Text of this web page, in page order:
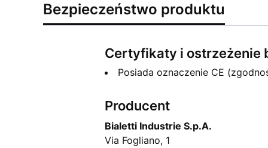
Bezpieczeństwo produktu
Certyfikaty i ostrzeżenie
Posiada oznaczenie CE
Producent
Bialetti Industrie S.p.A.
Via Fogliano, 1